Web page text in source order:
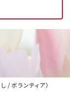
/ ボランティア）